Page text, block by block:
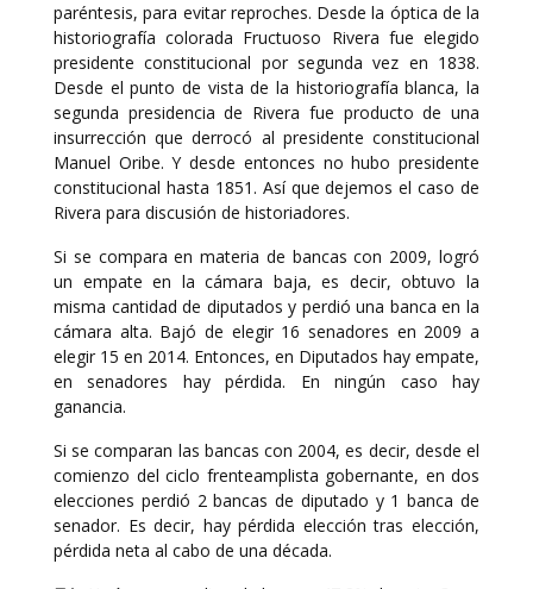
paréntesis, para evitar reproches. Desde la óptica de la
historiografía colorada Fructuoso Rivera fue elegido
presidente constitucional por segunda vez en 1838.
Desde el punto de vista de la historiografía blanca, la
segunda presidencia de Rivera fue producto de una
insurrección que derrocó al presidente constitucional
Manuel Oribe. Y desde entonces no hubo presidente
constitucional hasta 1851. Así que dejemos el caso de
Rivera para discusión de historiadores.
Si se compara en materia de bancas con 2009, logró
un empate en la cámara baja, es decir, obtuvo la
misma cantidad de diputados y perdió una banca en la
cámara alta. Bajó de elegir 16 senadores en 2009 a
elegir 15 en 2014. Entonces, en Diputados hay empate,
en senadores hay pérdida. En ningún caso hay
ganancia.
Si se comparan las bancas con 2004, es decir, desde el
comienzo del ciclo frenteamplista gobernante, en dos
elecciones perdió 2 bancas de diputado y 1 banca de
senador. Es decir, hay pérdida elección tras elección,
pérdida neta al cabo de una década.